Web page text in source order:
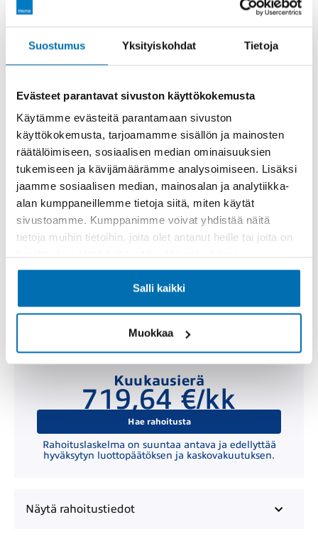
Suostumus Yksityiskohdat Tietoja
Evästeet parantavat sivuston käyttökokemusta
Käytämme evästeitä parantamaan sivuston
käyttökokemusta, tarjoamamme sisällön ja mainosten
räätälöimiseen, sosiaalisen median ominaisuuksien
tukemiseen ja kävijämäärämme analysoimiseen. Lisäksi
jaamme sosiaalisen median, mainosalan ja analytiikka-
alan kumppaneillemme tietoja siitä, miten käytät
sivustoamme. Kumppanimme voivat yhdistää näitä
tietoja muihin tietoihin, joita olet antanut heille tai joita on
Salli kaikki
Muokkaa
Rahoitusaika (kk)
Käsiraha tai vaihtoauto (€)
Kuukausierä
719,64 €/kk
Hae rahoitusta
Rahoituslaskelma on suuntaa antava ja edellyttää
hyväksytyn luottopäätöksen ja kaskovakuutuksen.
Näytä rahoitustiedot